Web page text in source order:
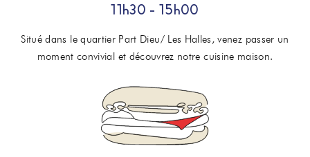
11h30 - 15h00
Situé dans le quartier Part Dieu/ Les Halles, venez passer un
moment convivial et découvrez notre cuisine maison.